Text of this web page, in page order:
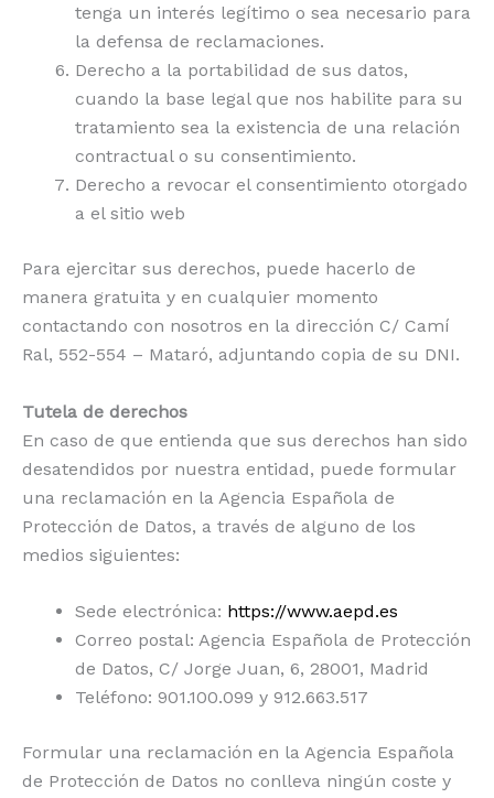
tenga un interés legítimo o sea necesario para
la defensa de reclamaciones.
Derecho a la portabilidad de sus datos,
cuando la base legal que nos habilite para su
tratamiento sea la existencia de una relación
contractual o su consentimiento.
Derecho a revocar el consentimiento otorgado
a el sitio web
Para ejercitar sus derechos, puede hacerlo de
manera gratuita y en cualquier momento
contactando con nosotros en la dirección C/ Camí
Ral, 552-554 – Mataró, adjuntando copia de su DNI.
Tutela de derechos
En caso de que entienda que sus derechos han sido
desatendidos por nuestra entidad, puede formular
una reclamación en la Agencia Española de
Protección de Datos, a través de alguno de los
medios siguientes:
Sede electrónica: https://www.aepd.es
Correo postal: Agencia Española de Protección
de Datos, C/ Jorge Juan, 6, 28001, Madrid
Teléfono: 901.100.099 y 912.663.517
Formular una reclamación en la Agencia Española
de Protección de Datos no conlleva ningún coste y